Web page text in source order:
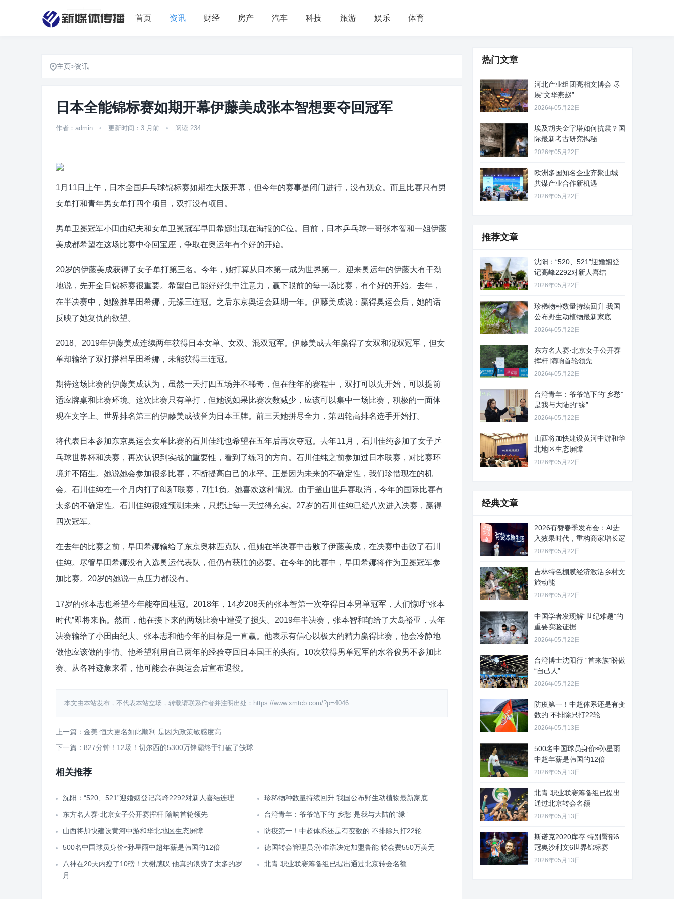
首页 资讯 财经 房产 汽车 科技 旅游 娱乐 体育
主页>资讯
日本全能锦标赛如期开幕伊藤美成张本智想要夺回冠军
作者：admin • 更新时间：3 月前 • 阅读 234
1月11日上午，日本全国乒乓球锦标赛如期在大阪开幕，但今年的赛事是闭门进行，没有观众。而且比赛只有男
女单打和青年男女单打四个项目，双打没有项目。
男单卫冕冠军小田由纪夫和女单卫冕冠军早田希娜出现在海报的C位。目前，日本乒乓球一哥张本智和一姐伊藤
美成都希望在这场比赛中夺回宝座，争取在奥运年有个好的开始。
20岁的伊藤美成获得了女子单打第三名。今年，她打算从日本第一成为世界第一。迎来奥运年的伊藤大有干劲
地说，先开全日锦标赛很重要。希望自己能好好集中注意力，赢下眼前的每一场比赛，有个好的开始。去年，
在半决赛中，她险胜早田希娜，无缘三连冠。之后东京奥运会延期一年。伊藤美成说：赢得奥运会后，她的话
反映了她复仇的欲望。
2018、2019年伊藤美成连续两年获得日本女单、女双、混双冠军。伊藤美成去年赢得了女双和混双冠军，但女
单却输给了双打搭档早田希娜，未能获得三连冠。
期待这场比赛的伊藤美成认为，虽然一天打四五场并不稀奇，但在往年的赛程中，双打可以先开始，可以提前
适应牌桌和比赛环境。这次比赛只有单打，但她说如果比赛次数减少，应该可以集中一场比赛，积极的一面体
现在文字上。世界排名第三的伊藤美成被誉为日本王牌。前三天她拼尽全力，第四轮高排名选手开始打。
将代表日本参加东京奥运会女单比赛的石川佳纯也希望在五年后再次夺冠。去年11月，石川佳纯参加了女子乒
乓球世界杯和决赛，再次认识到实战的重要性，看到了练习的方向。石川佳纯之前参加过日本联赛，对比赛环
境并不陌生。她说她会参加很多比赛，不断提高自己的水平。正是因为未来的不确定性，我们珍惜现在的机
会。石川佳纯在一个月内打了8场T联赛，7胜1负。她喜欢这种情况。由于釜山世乒赛取消，今年的国际比赛有
太多的不确定性。石川佳纯很难预测未来，只想让每一天过得充实。27岁的石川佳纯已经八次进入决赛，赢得
四次冠军。
在去年的比赛之前，早田希娜输给了东京奥林匹克队，但她在半决赛中击败了伊藤美成，在决赛中击败了石川
佳纯。尽管早田希娜没有入选奥运代表队，但仍有获胜的必要。在今年的比赛中，早田希娜将作为卫冕冠军参
加比赛。20岁的她说一点压力都没有。
17岁的张本志也希望今年能夺回桂冠。2018年，14岁208天的张本智第一次夺得日本男单冠军，人们惊呼“张本
时代”即将来临。然而，他在接下来的两场比赛中遭受了损失。2019年半决赛，张本智和输给了大岛裕亚，去年
决赛输给了小田由纪夫。张本志和他今年的目标是一直赢。他表示有信心以极大的精力赢得比赛，他会冷静地
做他应该做的事情。他希望利用自己两年的经验夺回日本国王的头衔。10次获得男单冠军的水谷俊男不参加比
赛。从各种迹象来看，他可能会在奥运会后宣布退役。
本文由本站发布，不代表本站立场，转载请联系作者并注明出处：https://www.xmtcb.com/?p=4046
上一篇：金美:恒大更名如此顺利 是因为政策敏感度高
下一篇：827分钟！12场！切尔西的5300万锋霸终于打破了缺球
相关推荐
沈阳：“520、521”迎婚姻登记高峰2292对新人喜结连理 珍稀物种数量持续回升 我国公布野生动植物最新家底
东方名人赛·北京女子公开赛挥杆 隋响首轮领先 台湾青年：爷爷笔下的“乡愁”是我与大陆的“缘”
山西将加快建设黄河中游和华北地区生态屏障 防疫第一！中超体系还是有变数的 不排除只打22轮
500名中国球员身价≈孙星雨中超年薪是韩国的12倍 德国转会管理员:孙准浩决定加盟鲁能 转会费550万美元
八神在20天内瘦了10磅！大榭感叹:他真的浪费了太多的岁
月
北青:职业联赛筹备组已提出通过北京转会名额
热门文章
河北产业组团亮相文博会 尽
展“文华燕赵”
2026年05月22日
埃及胡夫金字塔如何抗震？国
际最新考古研究揭秘
2026年05月22日
欧洲多国知名企业齐聚山城
共谋产业合作新机遇
2026年05月22日
推荐文章
沈阳：“520、521”迎婚姻登
记高峰2292对新人喜结
2026年05月22日
珍稀物种数量持续回升 我国
公布野生动植物最新家底
2026年05月22日
东方名人赛·北京女子公开赛
挥杆 隋响首轮领先
2026年05月22日
台湾青年：爷爷笔下的“乡愁”
是我与大陆的“缘”
2026年05月22日
山西将加快建设黄河中游和华
北地区生态屏障
2026年05月22日
经典文章
2026有赞春季发布会：AI进
入效果时代，重构商家增长逻
2026年05月22日
吉林特色棚膜经济激活乡村文
旅动能
2026年05月22日
中国学者发现解“世纪难题”的
重要实验证据
2026年05月22日
台湾博士沈阳行 “首来族”盼做
“自己人”
2026年05月22日
防疫第一！中超体系还是有变
数的 不排除只打22轮
2026年05月13日
500名中国球员身价≈孙星雨
中超年薪是韩国的12倍
2026年05月13日
北青:职业联赛筹备组已提出
通过北京转会名额
2026年05月13日
斯诺克2020库存:特别臀部6
冠奥沙利文6世界锦标赛
2026年05月13日